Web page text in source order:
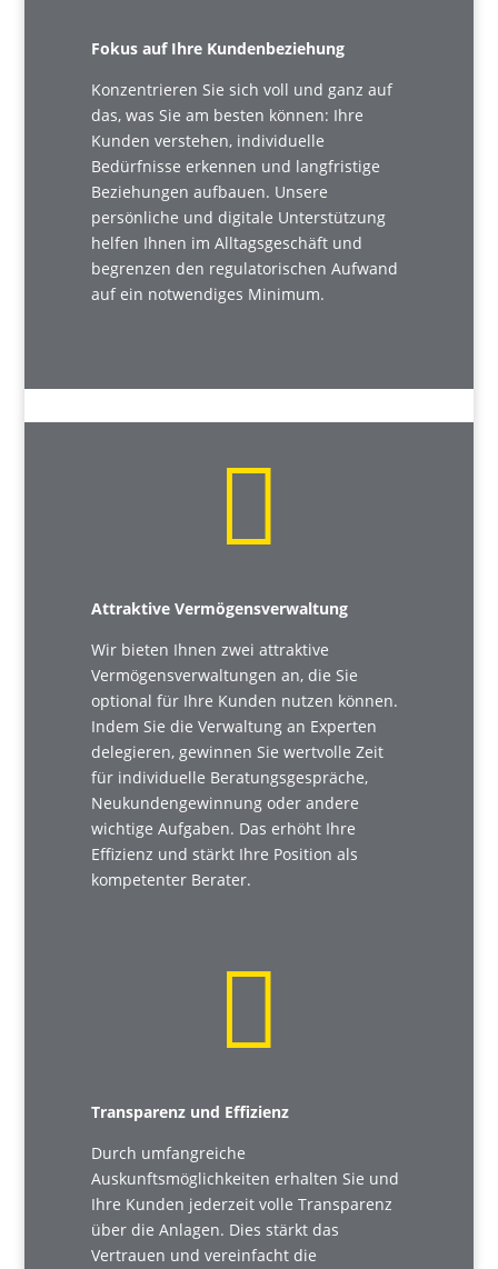
Fokus auf Ihre Kundenbeziehung
Konzentrieren Sie sich voll und ganz auf
das, was Sie am besten können: Ihre
Kunden verstehen, individuelle
Bedürfnisse erkennen und langfristige
Beziehungen aufbauen. Unsere
persönliche und digitale Unterstützung
helfen Ihnen im Alltagsgeschäft und
begrenzen den regulatorischen Aufwand
auf ein notwendiges Minimum.

Attraktive Vermögensverwaltung
Wir bieten Ihnen zwei attraktive
Vermögensverwaltungen an, die Sie
optional für Ihre Kunden nutzen können.
Indem Sie die Verwaltung an Experten
delegieren, gewinnen Sie wertvolle Zeit
für individuelle Beratungsgespräche,
Neukundengewinnung oder andere
wichtige Aufgaben. Das erhöht Ihre
Effizienz und stärkt Ihre Position als
kompetenter Berater.

Transparenz und Effizienz
Durch umfangreiche
Auskunftsmöglichkeiten erhalten Sie und
Ihre Kunden jederzeit volle Transparenz
über die Anlagen. Dies stärkt das
Vertrauen und vereinfacht die